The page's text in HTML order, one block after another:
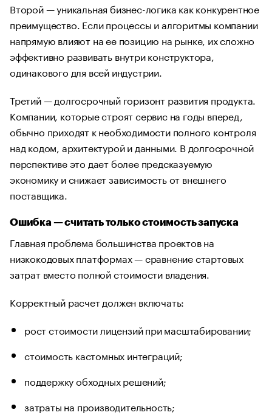
Второй — уникальная бизнес-логика как конкурентное
преимущество. Если процессы и алгоритмы компании
напрямую влияют на ее позицию на рынке, их сложно
эффективно развивать внутри конструктора,
одинакового для всей индустрии.
Третий — долгосрочный горизонт развития продукта.
Компании, которые строят сервис на годы вперед,
обычно приходят к необходимости полного контроля
над кодом, архитектурой и данными. В долгосрочной
перспективе это дает более предсказуемую
экономику и снижает зависимость от внешнего
поставщика.
Ошибка — считать только стоимость запуска
Главная проблема большинства проектов на
низкокодовых платформах — сравнение стартовых
затрат вместо полной стоимости владения.
Корректный расчет должен включать:
рост стоимости лицензий при масштабировании;
стоимость кастомных интеграций;
поддержку обходных решений;
затраты на производительность;